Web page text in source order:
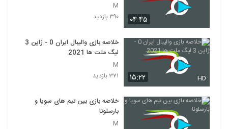
۰۴:۴۵
M
۳۹۰ بازدید
۱۵:۲۲ HD
خلاصه بازی والیبال ایران 0 - ژاپن 3
لیگ ملت ها 2021
M
۳۷۱ بازدید
خلاصه بازی بین تیم های سویا و
بارسلونا
M